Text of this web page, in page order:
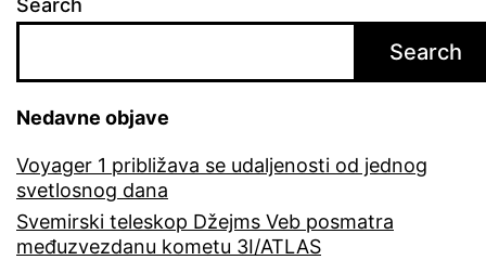
Search
Search
Nedavne objave
Voyager 1 približava se udaljenosti od jednog
svetlosnog dana
Svemirski teleskop Džejms Veb posmatra
međuzvezdanu kometu 3I/ATLAS